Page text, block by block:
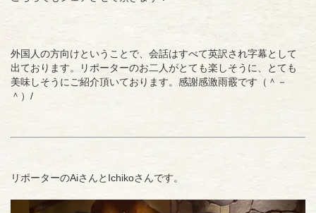
外国人の方向けということで、会話はすべて英訳され字幕として
出ております。リポーターのお二人がとても楽しそうに、とても
美味しそうにご紹介頂いております。感謝感激雨霰です（＾－
＾）/
リポーターのAiさんとIchikoさんです。